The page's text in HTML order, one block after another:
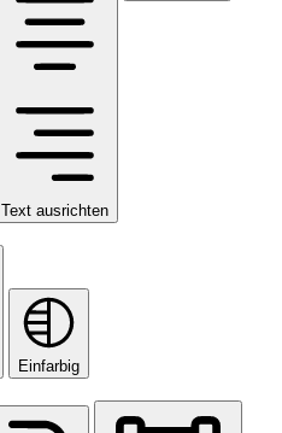
Text ausrichten
Einfarbig